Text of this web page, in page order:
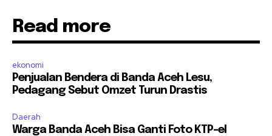
Read more
ekonomi
Penjualan Bendera di Banda Aceh Lesu,
Pedagang Sebut Omzet Turun Drastis
Daerah
Warga Banda Aceh Bisa Ganti Foto KTP-el